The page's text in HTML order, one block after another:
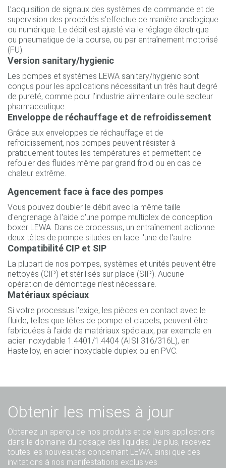
L’acquisition de signaux des systèmes de commande et de
supervision des procédés s’effectue de manière analogique
ou numérique. Le débit est ajusté via le réglage électrique
ou pneumatique de la course, ou par entraînement motorisé
(FU).
Version sanitary/hygienic
Les pompes et systèmes LEWA sanitary/hygienic sont
conçus pour les applications nécessitant un très haut degré
de pureté, comme pour l’industrie alimentaire ou le secteur
pharmaceutique.
Enveloppe de réchauffage et de refroidissement
Grâce aux enveloppes de réchauffage et de
refroidissement, nos pompes peuvent résister à
pratiquement toutes les températures et permettent de
refouler des fluides même par grand froid ou en cas de
chaleur extrême.
Agencement face à face des pompes
Vous pouvez doubler le débit avec la même taille
d'engrenage à l'aide d'une pompe multiplex de conception
boxer LEWA. Dans ce processus, un entraînement actionne
deux têtes de pompe situées en face l'une de l'autre.
Compatibilité CIP et SIP
La plupart de nos pompes, systèmes et unités peuvent être
nettoyés (CIP) et stérilisés sur place (SIP). Aucune
opération de démontage n’est nécessaire.
Matériaux spéciaux
Si votre processus l’exige, les pièces en contact avec le
fluide, telles que têtes de pompe et clapets, peuvent être
fabriquées à l’aide de matériaux spéciaux, par exemple en
acier inoxydable 1.4401/1.4404 (AISI 316/316L), en
Hastelloy, en acier inoxydable duplex ou en PVC.
Obtenir les mises à jour
Obtenez un aperçu de nos produits et de leurs applications
dans le domaine du dosage des liquides. De plus, recevez
toutes les nouveautés concernant LEWA, ainsi que des
invitations à nos manifestations exclusives.